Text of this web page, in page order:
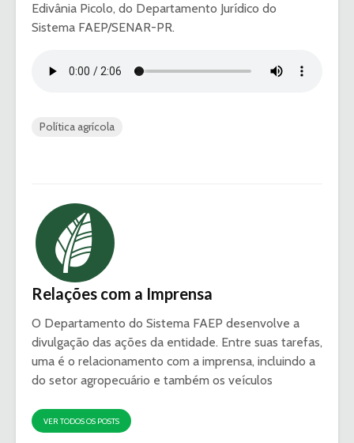
Edivânia Picolo, do Departamento Jurídico do
Sistema FAEP/SENAR-PR.
Política agrícola
Relações com a Imprensa
O Departamento do Sistema FAEP desenvolve a
divulgação das ações da entidade. Entre suas tarefas,
uma é o relacionamento com a imprensa, incluindo a
do setor agropecuário e também os veículos
VER TODOS OS POSTS